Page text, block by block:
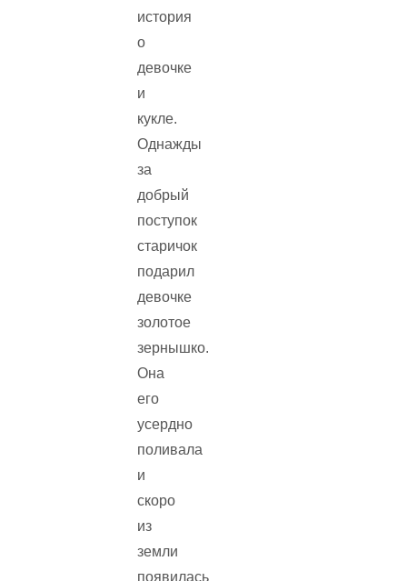
история
о
девочке
и
кукле.
Однажды
за
добрый
поступок
старичок
подарил
девочке
золотое
зернышко.
Она
его
усердно
поливала
и
скоро
из
земли
появилась